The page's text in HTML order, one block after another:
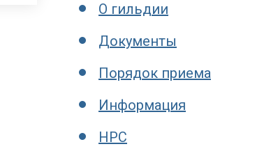
О гильдии
Документы
Порядок приема
Информация
НРС